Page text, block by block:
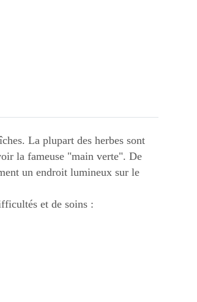
La plupart des herbes sont
la fameuse "main verte". De
un endroit lumineux sur le
et de soins :